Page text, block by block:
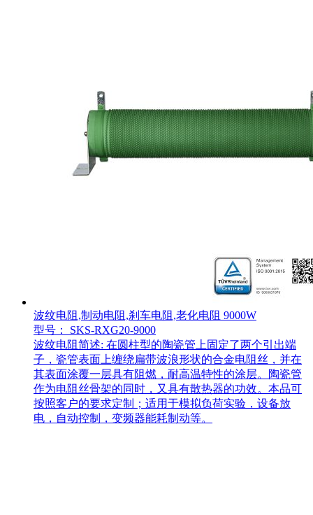
波纹电阻,制动电阻,刹车电阻,老化电阻 9000W
型号： SKS-RXG20-9000
波纹电阻简述: 在圆柱型的陶瓷管上固定了两个引出端
子，瓷管表面上缠绕扁带波浪形状的合金电阻丝，并在
其表面涂覆一层具有阻燃，耐高温特性的涂层。陶瓷管
作为电阻丝骨架的同时，又具有散热器的功效。本品可
按照客户的要求定制；适用于模拟负荷实验，设备放
电，自动控制，变频器能耗制动等。